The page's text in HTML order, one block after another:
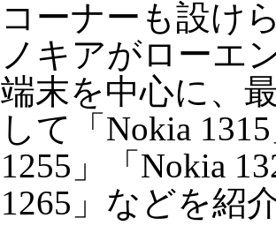
コーナーも設け
ノキアがローエ
端末を中心に、
して「Nokia
1255」「Nokia
1265」などを紹